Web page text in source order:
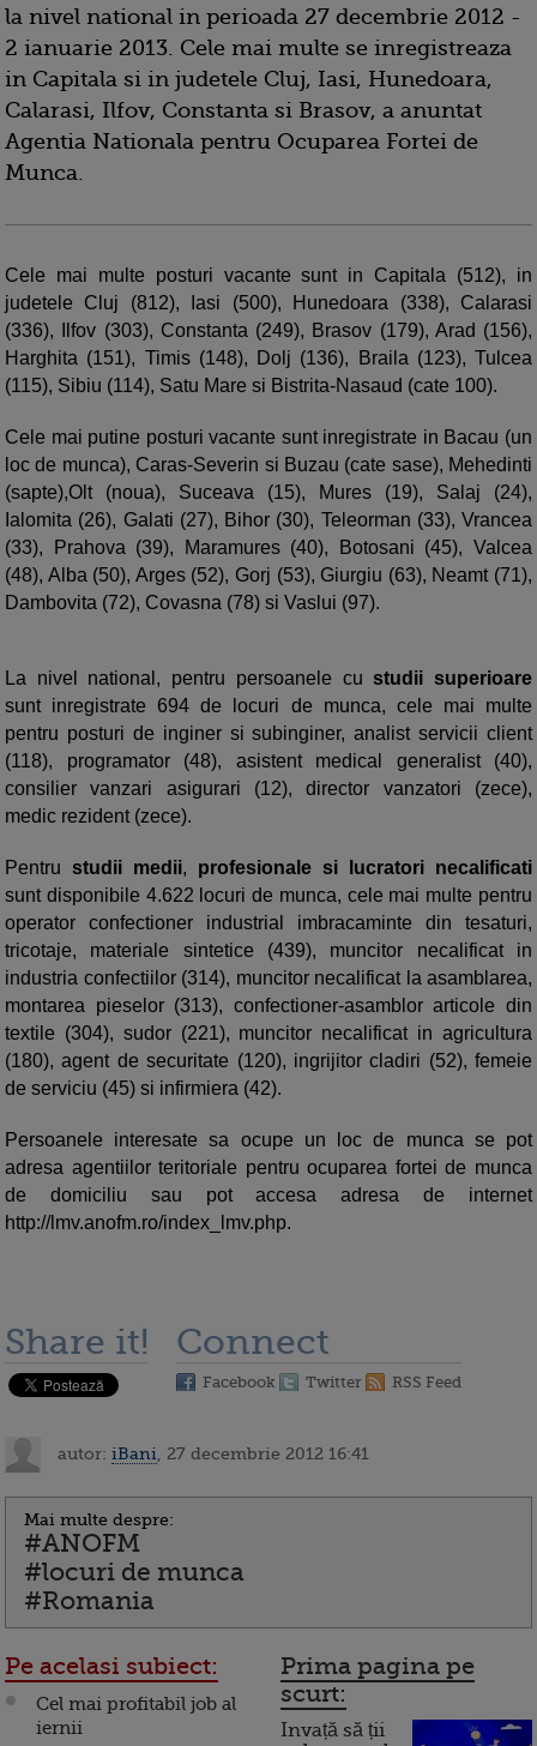
la nivel national in perioada 27 decembrie 2012 -
2 ianuarie 2013. Cele mai multe se inregistreaza
in Capitala si in judetele Cluj, Iasi, Hunedoara,
Calarasi, Ilfov, Constanta si Brasov, a anuntat
Agentia Nationala pentru Ocuparea Fortei de
Munca.
Cele mai multe posturi vacante sunt in Capitala (512), in
judetele Cluj (812), Iasi (500), Hunedoara (338), Calarasi
(336), Ilfov (303), Constanta (249), Brasov (179), Arad (156),
Harghita (151), Timis (148), Dolj (136), Braila (123), Tulcea
(115), Sibiu (114), Satu Mare si Bistrita-Nasaud (cate 100).
Cele mai putine posturi vacante sunt inregistrate in Bacau (un
loc de munca), Caras-Severin si Buzau (cate sase), Mehedinti
(sapte),Olt (noua), Suceava (15), Mures (19), Salaj (24),
Ialomita (26), Galati (27), Bihor (30), Teleorman (33), Vrancea
(33), Prahova (39), Maramures (40), Botosani (45), Valcea
(48), Alba (50), Arges (52), Gorj (53), Giurgiu (63), Neamt (71),
Dambovita (72), Covasna (78) si Vaslui (97).
La nivel national, pentru persoanele cu studii superioare
sunt inregistrate 694 de locuri de munca, cele mai multe
pentru posturi de inginer si subinginer, analist servicii client
(118), programator (48), asistent medical generalist (40),
consilier vanzari asigurari (12), director vanzatori (zece),
medic rezident (zece).
Pentru studii medii, profesionale si lucratori necalificati
sunt disponibile 4.622 locuri de munca, cele mai multe pentru
operator confectioner industrial imbracaminte din tesaturi,
tricotaje, materiale sintetice (439), muncitor necalificat in
industria confectiilor (314), muncitor necalificat la asamblarea,
montarea pieselor (313), confectioner-asamblor articole din
textile (304), sudor (221), muncitor necalificat in agricultura
(180), agent de securitate (120), ingrijitor cladiri (52), femeie
de serviciu (45) si infirmiera (42).
Persoanele interesate sa ocupe un loc de munca se pot
adresa agentiilor teritoriale pentru ocuparea fortei de munca
de domiciliu sau pot accesa adresa de internet
http://lmv.anofm.ro/index_lmv.php.
Share it! Connect
Facebook Twitter RSS Feed
autor: iBani , 27 decembrie 2012 16:41
Mai multe despre:
#ANOFM
#locuri de munca
#Romania
Pe acelasi subiect:
Cel mai profitabil job al
iernii
Prima pagina pe
scurt:
Invață să ții